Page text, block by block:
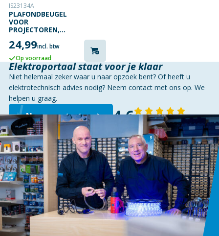
IS23134A
PLAFONDBEUGEL
VOOR
PROJECTOREN,
MM, MAX. 10 KG
24,99incl. btw
Op voorraad
Elektroportaal staat voor je klaar
Niet helemaal zeker waar u naar opzoek bent? Of heeft u
elektrotechnisch advies nodig? Neem contact met ons op. We
helpen u graag.
Neem contact op 4,6 143 reviews